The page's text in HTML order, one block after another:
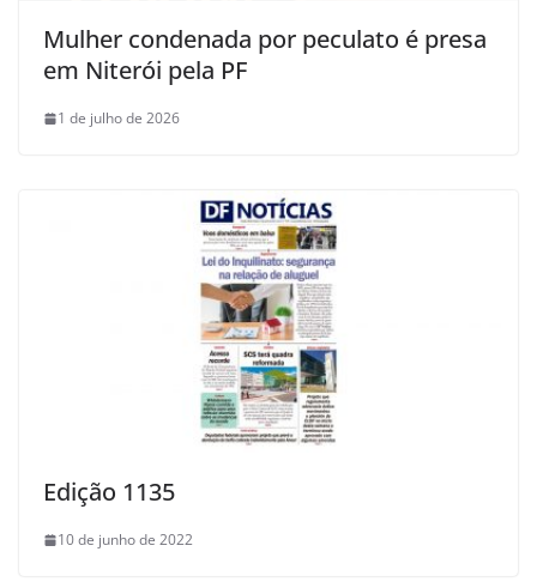
Mulher condenada por peculato é presa
em Niterói pela PF
1 de julho de 2026
Edição 1135
10 de junho de 2022